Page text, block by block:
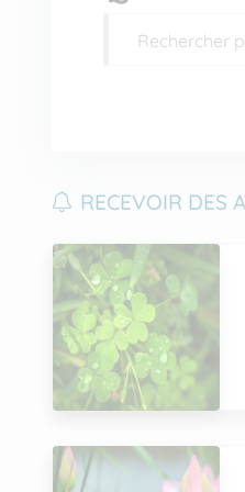
RECEVOIR DES